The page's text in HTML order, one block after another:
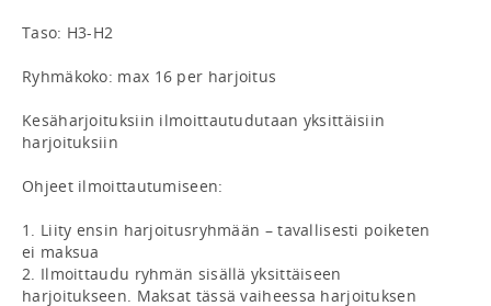
Taso: H3-H2
Ryhmäkoko: max 16 per harjoitus
Kesäharjoituksiin ilmoittautudutaan yksittäisiin
harjoituksiin
Ohjeet ilmoittautumiseen:
1. Liity ensin harjoitusryhmään – tavallisesti poiketen
ei maksua
2. Ilmoittaudu ryhmän sisällä yksittäiseen
harjoitukseen. Maksat tässä vaiheessa harjoituksen